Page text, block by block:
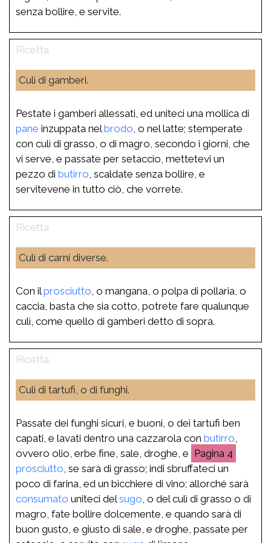
senza bollire, e servite.
Culì di gamberi.
Pestate i gamberi allessati, ed uniteci una mollica di
pane inzuppata nelbrodo , o nel latte; stemperate
con culì di grasso, o di magro, secondo i giorni, che
vi serve, e passate per setaccio, mettetevi un
pezzo di butirro , scaldate senza bollire, e
servitevene in tutto ciò, che vorrete.
Culì di carni diverse.
Con ilprosciutto , o mangana, o polpa di pollaria, o
caccia, basta che sia cotto, potrete fare qualunque
culì, come quello di gamberi detto di sopra.
Culì di tartufi, o di funghi.
Passate dei funghi sicuri, e buoni, o dei tartufi ben
capati, e lavati dentro una cazzarola con butirro
ovvero olio, erbe fine, sale, droghe, e
4
prosciutto , se sarà di grasso; indi sbruffateci un
poco di farina, ed un bicchiere di vino; allorché sarà
consumato uniteci delsugo , o del culì di grasso o di
magro, fate bollire dolcemente, e quando sarà di
buon gusto, e giusto di sale, e droghe, passate per